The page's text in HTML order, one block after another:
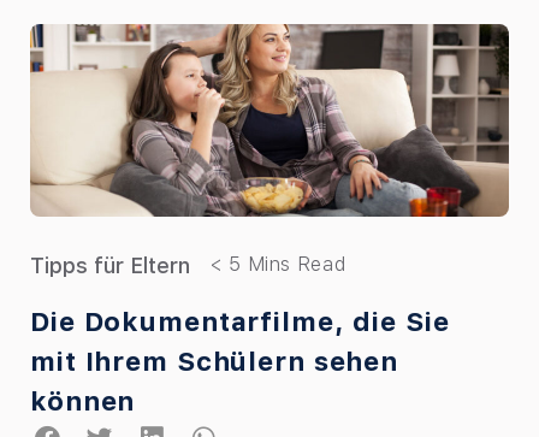
Tipps für Eltern
Die Dokumentarfilme, die Sie
mit Ihrem Schülern sehen
können